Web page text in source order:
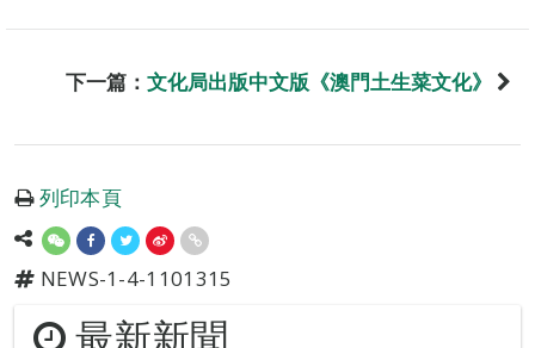
下一篇： 文化局出版中文版《澳門土生菜文化》
列印本頁
NEWS-1-4-1101315
最新新聞